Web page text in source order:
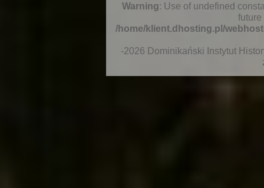
Warning: Use of undefined
/home/klient.dhosting.pl/
-2026 Dominikański Instytut